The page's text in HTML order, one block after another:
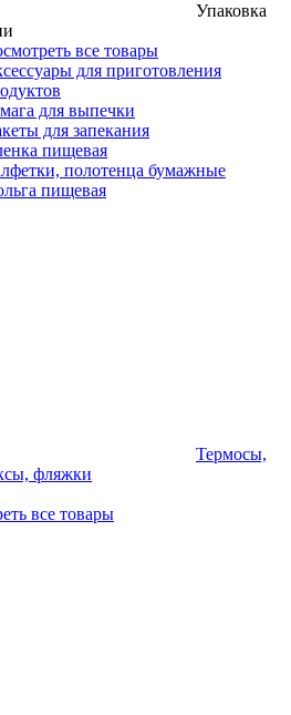
Упаковка
все товары
для приготовления
для выпечки
для запекания
пищевая
полотенца бумажные
пищевая
Термосы,
фляжки
все товары